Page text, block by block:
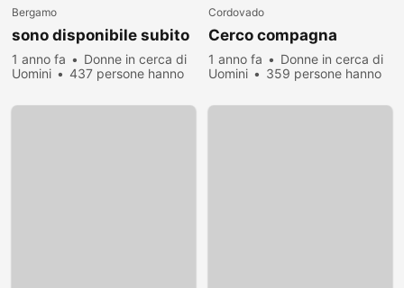
Bergamo
sono disponibile subito
1 anno fa
Donne in cerca di
Uomini
437 persone hanno
Cordovado
Cerco compagna
1 anno fa
Donne in cerca di
Uomini
359 persone hanno